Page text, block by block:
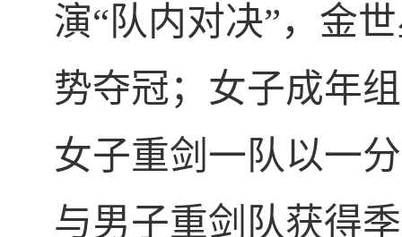
演“队内对决”，金
势夺冠；女子成年
女子重剑一队以一
与男子重剑队获得